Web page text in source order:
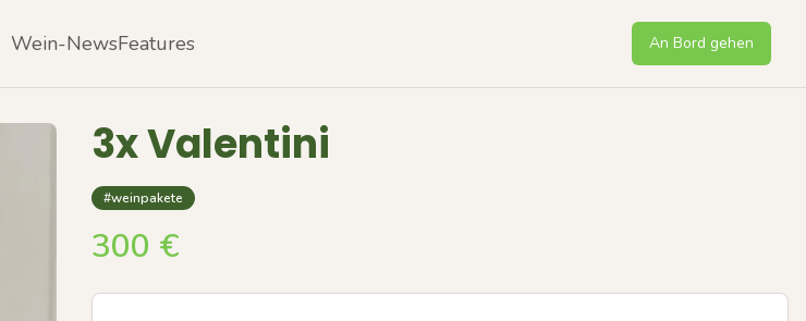
Wein-NewsFeatures An Bord gehen
3x Valentini
#weinpakete
300 €